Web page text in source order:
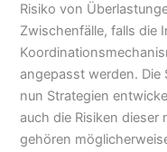
Risiko von
Zwischenfälle, falls die
angepasst werden.
nun Strategien
auch die Risiken dieser
gehören